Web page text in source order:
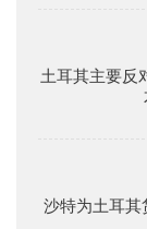
土耳其主要反
沙特为土耳其